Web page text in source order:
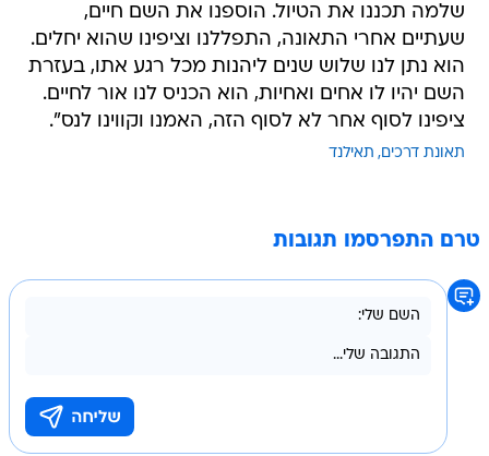
שלמה תכננו את הטיול. הוספנו את השם חיים,
שעתיים אחרי התאונה, התפללנו וציפינו שהוא יחלים.
הוא נתן לנו שלוש שנים ליהנות מכל רגע אתו, בעזרת
השם יהיו לו אחים ואחיות, הוא הכניס לנו אור לחיים.
ציפינו לסוף אחר לא לסוף הזה, האמנו וקווינו לנס".
תאונת דרכים תאילנד
טרם התפרסמו תגובות